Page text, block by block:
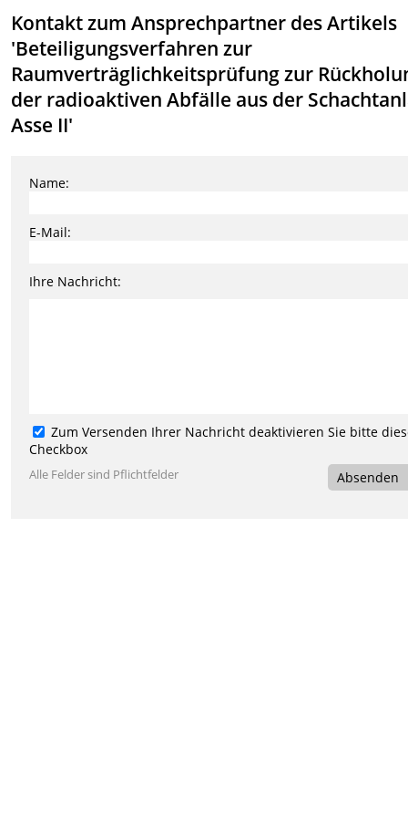
Kontakt zum Ansprechpartner des Artikels
'Beteiligungsverfahren zur
Raumverträglichkeitsprüfung zur
der radioaktiven Abfälle aus der
Asse II'
Name:
E-Mail:
Ihre Nachricht:
Zum Versenden Ihrer Nachricht deaktivieren Sie bitte
Checkbox
Alle Felder sind Pflichtfelder Absenden